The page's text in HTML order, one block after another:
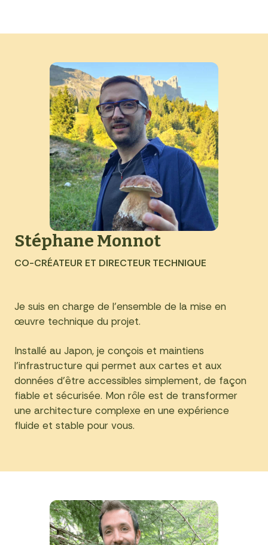
Stéphane Monnot
CO-CRÉATEUR ET DIRECTEUR TECHNIQUE
Je suis en charge de l’ensemble de la mise en
œuvre technique du projet.
Installé au Japon, je conçois et maintiens
l’infrastructure qui permet aux cartes et aux
données d’être accessibles simplement, de façon
fiable et sécurisée. Mon rôle est de transformer
une architecture complexe en une expérience
fluide et stable pour vous.